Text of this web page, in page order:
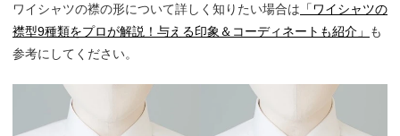
ワイシャツの襟の形について詳しく知りたい場合は 「ワイシャツの
襟型9種類をプロが解説！与える印象＆コーディネートも紹介」
も
参考にしてください。